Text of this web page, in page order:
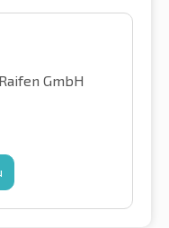
GmbH